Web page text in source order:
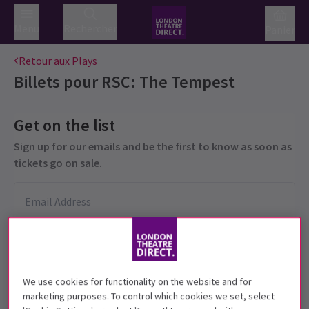
Retour aux Plays
Billets pour RSC: The Tempest
Get on the list
Sign up for our emails and be the first to know as soon as
tickets go on sale.
We use cookies for functionality on the website and for
marketing purposes. To control which cookies we set, select